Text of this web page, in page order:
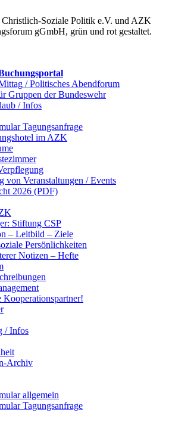
/ Politisches Abendforum
Gruppen der Bundeswehr
/ Infos
Tagungsanfrage
im AZK
von Veranstaltungen / Events
2026 (PDF)
Stiftung CSP
– Leitbild – Ziele
Persönlichkeiten
Notizen – Hefte
Kooperationspartner!
/ Infos
Archiv
allgemein
Tagungsanfrage